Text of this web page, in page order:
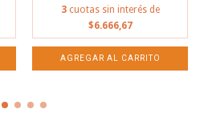
3 cuotas sin interés de
$6.666,67